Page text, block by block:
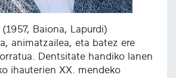
(1957, Baiona, Lapurdi)
animatzailea, eta batez ere
Dentsitate handiko lanen
ihauterien XX. mendeko